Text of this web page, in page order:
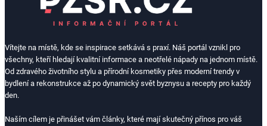
Vítejte na místě, kde se inspirace setkává s praxí. Náš portál vznikl pro
všechny, kteří hledají kvalitní informace a neotřelé nápady na jednom místě.
Od zdravého životního stylu a přírodní kosmetiky přes moderní trendy v
bydlení a rekonstrukce až po dynamický svět byznysu a recepty pro každý
den.
Naším cílem je přinášet vám články, které mají skutečný přínos pro váš